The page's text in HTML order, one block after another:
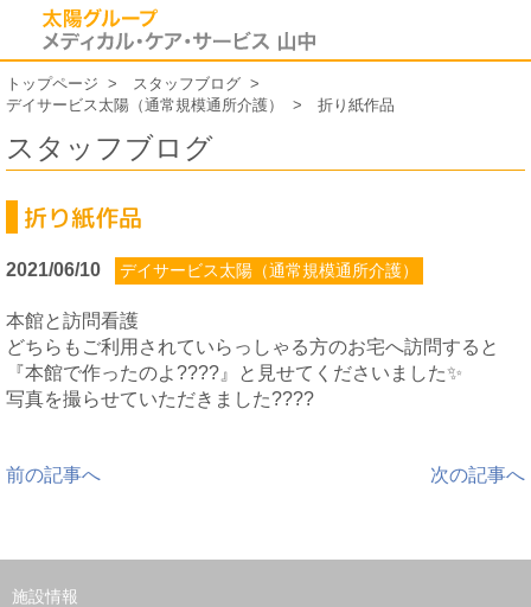
トップページ
スタッフブログ
デイサービス太陽（通常規模通所介護）
折り紙作品
スタッフブログ
折り紙作品
2021/06/10 デイサービス太陽（通常規模通所介護）
本館と訪問看護
どちらもご利用されていらっしゃる方のお宅へ訪問すると
『本館で作ったのよ????』と見せてくださいました✨
写真を撮らせていただきました????
前の記事へ 次の記事へ
施設情報